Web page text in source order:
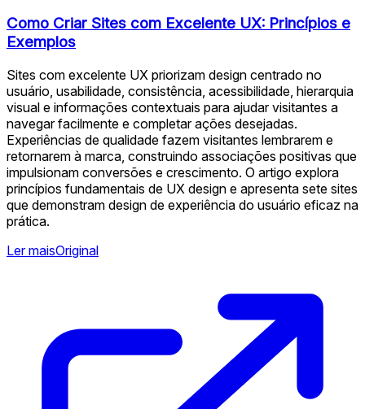
Como Criar Sites com Excelente UX: Princípios e
Exemplos
Sites com excelente UX priorizam design centrado no
usuário, usabilidade, consistência, acessibilidade, hierarquia
visual e informações contextuais para ajudar visitantes a
navegar facilmente e completar ações desejadas.
Experiências de qualidade fazem visitantes lembrarem e
retornarem à marca, construindo associações positivas que
impulsionam conversões e crescimento. O artigo explora
princípios fundamentais de UX design e apresenta sete sites
que demonstram design de experiência do usuário eficaz na
prática.
Ler maisOriginal